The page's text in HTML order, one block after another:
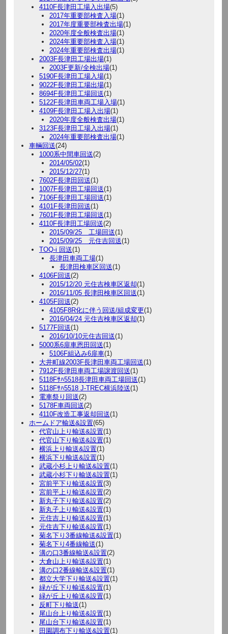
4110F長津田工場入出場(5)
2017年重要部検査入場(1)
2017年度重要部検査出場(1)
2020年度全般検査出場(1)
2024年重要部検査入場(1)
2024年重要部検査出場(1)
2003F長津田工場出場(1)
2003F更新/全検出場(1)
5190F長津田工場入場(1)
9022F長津田工場出場(1)
8694F長津田工場回送(1)
5122F長津田車両工場入場(1)
4109F長津田工場入出場(1)
2020年度全般検査出場(1)
3123F長津田工場入出場(1)
2024年重要部検査出場(1)
車輛回送(24)
1000系中間車回送(2)
2014/05/02(1)
2015/12/27(1)
7602F長津田回送(1)
1007F長津田工場回送(1)
7106F長津田工場回送(1)
4101F長津田回送(1)
7601F長津田工場回送(1)
4110F長津田工場回送(2)
2015/09/25 工場回送(1)
2015/09/25 元住吉回送(1)
TOQ-i 回送(1)
長津田車両工場(1)
長津田検車区回送(1)
4106F回送(2)
2015/12/20 元住吉検車区返却(1)
2016/11/05 長津田検車区回送(1)
4105F回送(2)
4105F8R化に伴う回送/組成変更(1)
2016/04/24 元住吉検車区返却(1)
5177F回送(1)
2016/10/10元住吉回送(1)
5000系6扉車恩田回送(1)
5106F組込み6扉車(1)
大井町線2003F長津田車両工場回送(1)
7912F長津田車両工場譲渡回送(1)
5118Fｻﾊ5518長津田車両工場回送(1)
5118Fｻﾊ5518 J-TREC横浜陸送(1)
電車祭り回送(2)
5178F車両回送(2)
4110F改造工事返却回送(1)
ホームドア輸送&設置(65)
代官山上り輸送&設置(1)
代官山下り輸送&設置(1)
横浜上り輸送&設置(1)
横浜下り輸送&設置(1)
武蔵小杉上り輸送&設置(1)
武蔵小杉下り輸送&設置(1)
宮前平下り輸送&設置(3)
宮前平上り輸送&設置(2)
新丸子下り輸送&設置(2)
新丸子上り輸送&設置(1)
元住吉上り輸送&設置(1)
元住吉下り輸送&設置(1)
菊名下り3番線輸送&設置(1)
菊名下り4番線輸送(1)
溝の口3番線輸送&設置(2)
大倉山上り輸送&設置(1)
溝の口2番線輸送&設置(1)
都立大学下り輸送&設置(1)
緑が丘下り輸送&設置(1)
緑が丘上り輸送&設置(1)
反町下り輸送(1)
尾山台上り輸送&設置(1)
尾山台下り輸送&設置(1)
田園調布下り輸送&設置(1)